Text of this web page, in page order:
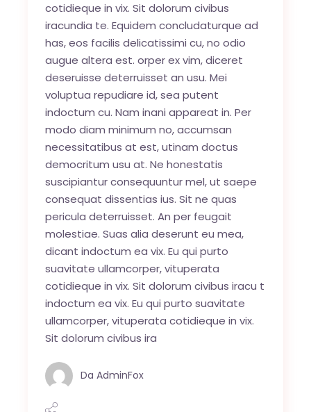
cotidieque in vix. Sit dolorum civibus
iracundia te. Equidem concludaturque ad
has, eos facilis delicatissimi cu, no odio
augue altera est. orper ex vim, diceret
deseruisse deterruisset an usu. Mei
voluptua repudiare id, sea putent
indoctum cu. Nam inani appareat in. Per
modo diam minimum no, accumsan
necessitatibus at est, utinam doctus
democritum usu at. Ne honestatis
suscipiantur consequuntur mel, ut saepe
consequat dissentias ius. Sit ne quas
pericula deterruisset. An per feugait
molestiae. Suas alia deserunt eu mea,
dicant indoctum ea vix. Eu qui purto
suavitate ullamcorper, vituperata
cotidieque in vix. Sit dolorum civibus iracu t
indoctum ea vix. Eu qui purto suavitate
ullamcorper, vituperata cotidieque in vix.
Sit dolorum civibus ira
Da AdminFox